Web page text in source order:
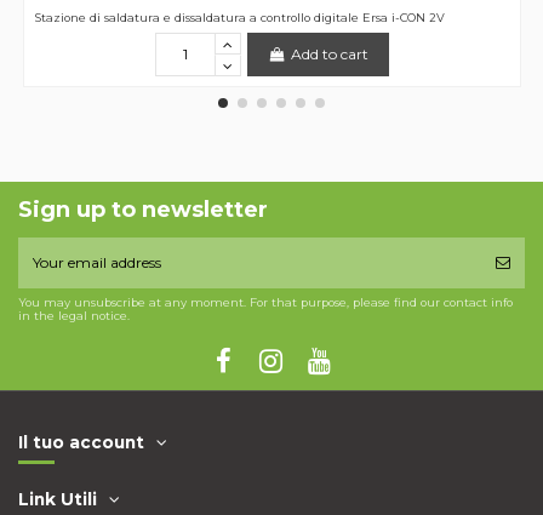
Stazione di saldatura e dissaldatura a controllo digitale Ersa i-CON 2V
Add to cart
Sign up to newsletter
You may unsubscribe at any moment. For that purpose, please find our contact info
in the legal notice.
Il tuo account
Link Utili